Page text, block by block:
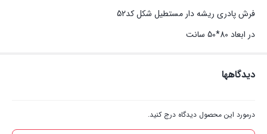
فرش پادری ریشه دار مستطیل شکل کد52
در ابعاد 80*50 سانت
دیدگاهها
درمورد این محصول دیدگاه درج کنید.